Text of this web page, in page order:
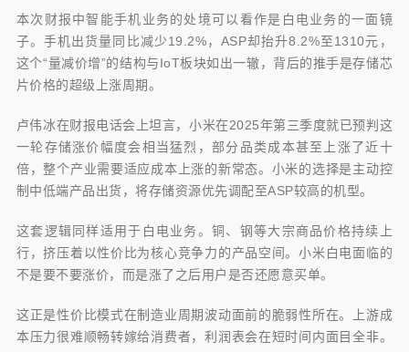
本次财报中智能手机业务的处境可以看作是白电业务的一面镜
子。手机出货量同比减少19.2%，ASP却抬升8.2%至1310元，
这个“量减价增”的结构与IoT板块如出一辙，背后的推手是存储芯
片价格的超级上涨周期。
卢伟冰在财报电话会上坦言，小米在2025年第三季度就已预判这
一轮存储涨价幅度会相当猛烈，部分品类成本甚至上涨了近十
倍，整个产业需要适应成本上涨的新常态。小米的选择是主动控
制中低端产品出货，将存储资源优先调配至ASP较高的机型。
这套逻辑同样适用于白电业务。铜、钢等大宗商品价格持续上
行，挤压着以性价比为核心竞争力的产品空间。小米白电面临的
不是要不要涨价，而是涨了之后用户是否还愿意买单。
这正是性价比模式在制造业周期波动面前的脆弱性所在。上游成
本压力很难顺畅转嫁给消费者，利润表会在短时间内面目全非。